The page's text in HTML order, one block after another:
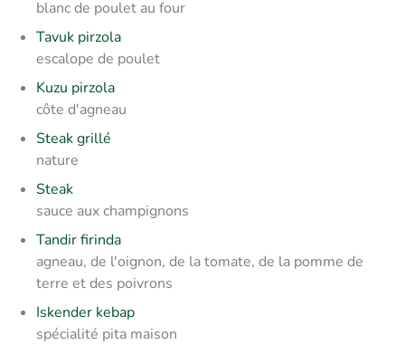
blanc de poulet au four
Tavuk pirzola
escalope de poulet
Kuzu pirzola
côte d'agneau
Steak grillé
nature
Steak
sauce aux champignons
Tandir firinda
agneau, de l'oignon, de la tomate, de la pomme de
terre et des poivrons
Iskender kebap
spécialité pita maison